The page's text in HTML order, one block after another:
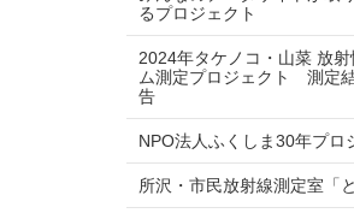
るプロジェクト
2024年タケノコ・山菜 放射
ム測定プロジェクト 測定
告
NPO法人ふくしま30年プロ
所沢・市民放射線測定室「